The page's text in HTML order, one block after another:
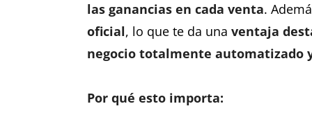
las ganancias en cada venta.
oficial, lo que te da una ventaja
negocio totalmente automatizado
Por qué esto importa: